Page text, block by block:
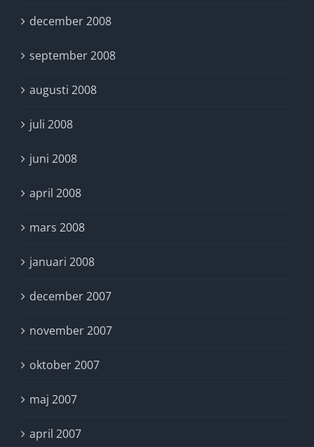
december 2008
september 2008
augusti 2008
juli 2008
juni 2008
april 2008
mars 2008
januari 2008
december 2007
november 2007
oktober 2007
maj 2007
april 2007